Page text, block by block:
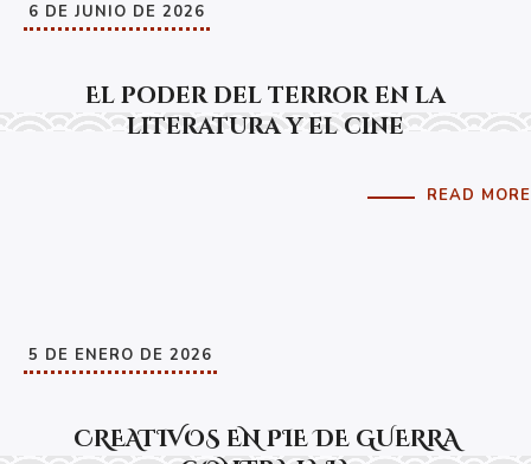
El poder del terror en la
literatura y el cine
6 DE JUNIO DE 2026
READ MORE
CREATIVOS EN PIE DE GUERRA
5 DE ENERO DE 2026